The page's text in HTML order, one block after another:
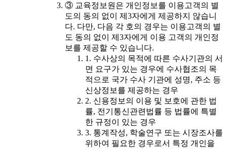
③ 교육정보원은 개인정보를 이용고객의 별
도의 동의 없이 제3자에게 제공하지 않습니
다. 다만, 다음 각 호의 경우는 이용고객의 별
도 동의 없이 제3자에게 이용 고객의 개인정
보를 제공할 수 있습니다.
1. 수사상의 목적에 따른 수사기관의 서
면 요구가 있는 경우에 수사협조의 목
적으로 국가 수사 기관에 성명, 주소 등
신상정보를 제공하는 경우
2. 신용정보의 이용 및 보호에 관한 법
률, 전기통신관련법률 등 법률에 특별
한 규정이 있는 경우
3. 통계작성, 학술연구 또는 시장조사를
위하여 필요한 경우로서 특정 개인을